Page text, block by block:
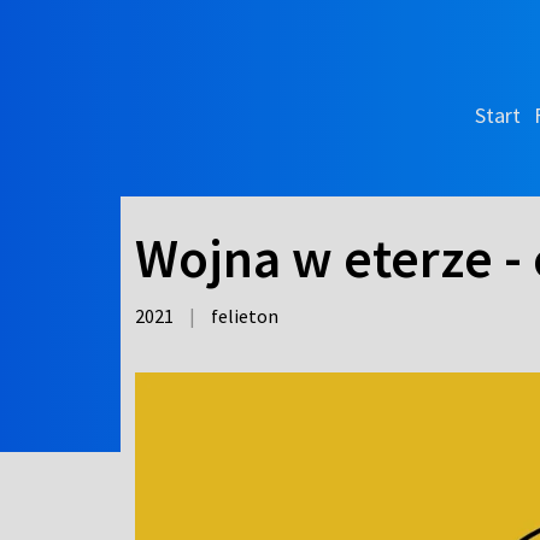
Start
Wojna w eterze -
2021 | felieton